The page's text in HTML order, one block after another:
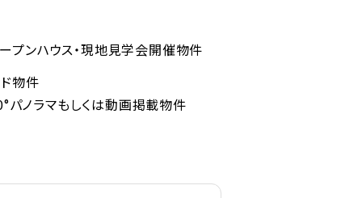
プンハウス・現地見学会開催物件
物件
パノラマもしくは動画掲載物件